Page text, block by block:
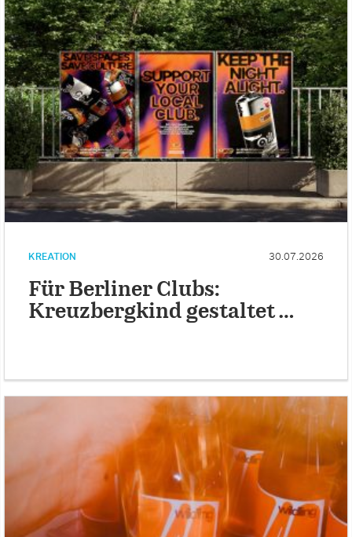
KREATION 30.07.2026
Für Berliner Clubs:
Kreuzbergkind gestaltet …